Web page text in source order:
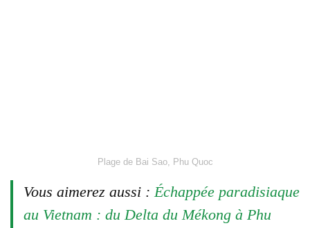
Plage de Bai Sao, Phu Quoc
Vous aimerez aussi :Échappée paradisiaque
au Vietnam : du Delta du Mékong à Phu